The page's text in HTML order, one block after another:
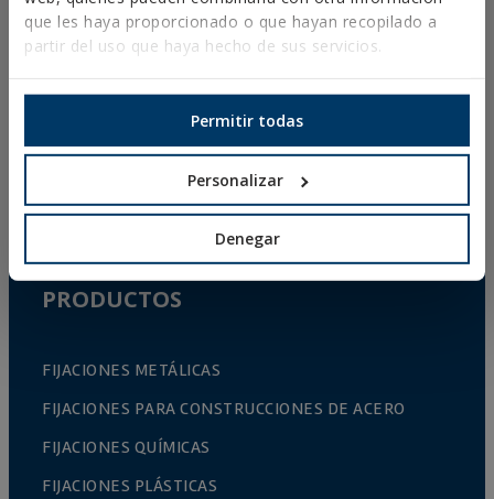
que les haya proporcionado o que hayan recopilado a
partir del uso que haya hecho de sus servicios.
Permitir todas
Personalizar
Denegar
Aviso Legal
Política de Privacidad
Condiciones de Venta España
Canal Ético
PRODUCTOS
FIJACIONES METÁLICAS
FIJACIONES PARA CONSTRUCCIONES DE ACERO
FIJACIONES QUÍMICAS
FIJACIONES PLÁSTICAS